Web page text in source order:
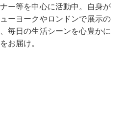
ー等を中心に活動中。自身が
ーヨークやロンドンで展示の
毎日の生活シーンを心豊かに
お届け。